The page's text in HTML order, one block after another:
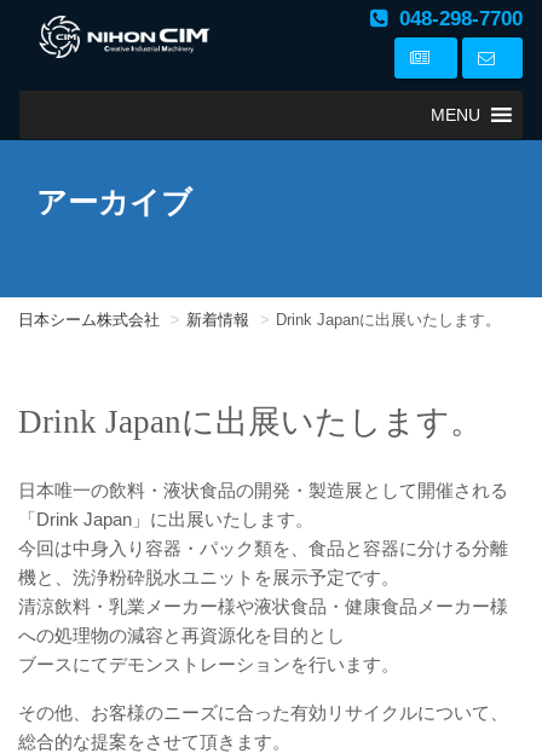
048-298-7700
MENU
アーカイブ
日本シーム株式会社 新着情報 Drink Japanに出展いたします。
Drink Japanに出展いたします。
日本唯一の飲料・液状食品の開発・製造展として開催される
「Drink Japan」に出展いたします。
今回は中身入り容器・パック類を、食品と容器に分ける分離
機と、洗浄粉砕脱水ユニットを展示予定です。
清涼飲料・乳業メーカー様や液状食品・健康食品メーカー様
への処理物の減容と再資源化を目的とし
ブースにてデモンストレーションを行います。
その他、お客様のニーズに合った有効リサイクルについて、
総合的な提案をさせて頂きます。